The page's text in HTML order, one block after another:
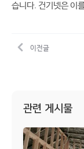
습니다. 건기넷은 이
이전글
관련 게시물